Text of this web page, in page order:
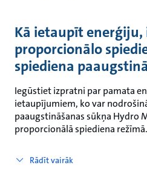
Kā ietaupīt
proporcionālo
spiediena
Iegūstiet izpratni par pamata
ietaupījumiem, ko var
paaugstināšanas sūkņa Hydro
proporcionālā spiediena režīmā.
Rādīt vairāk